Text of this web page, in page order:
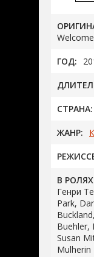
ГОД:
СТРАНА:
ЖАНР:
В
Генри
Park,
Buehler,
Susan
Mulherin